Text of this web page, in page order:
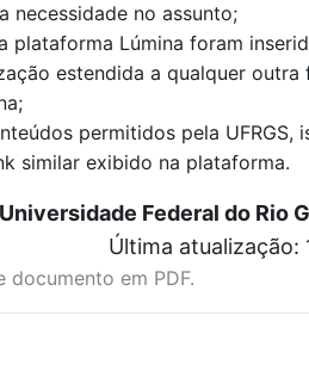
necessidade no assunto;
plataforma Lúmina foram
estendida a qualquer
permitidos pela
similar exibido na plataforma.
Universidade Federal do Rio
Última atualização:
em PDF.